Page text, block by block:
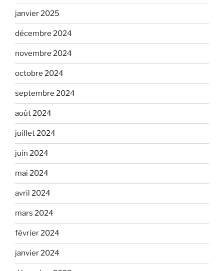
janvier 2025
décembre 2024
novembre 2024
octobre 2024
septembre 2024
août 2024
juillet 2024
juin 2024
mai 2024
avril 2024
mars 2024
février 2024
janvier 2024